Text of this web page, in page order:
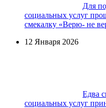
Для
социальных услуг
смекалку «Верю- не
12 Января 2026
Едва
социальных услуг